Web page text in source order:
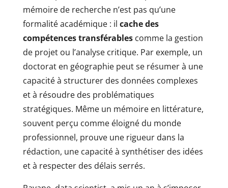
mémoire de recherche n’est pas qu’une
formalité académique : il cache des
compétences transférablescomme la gestion
de projet ou l’analyse critique. Par exemple, un
doctorat en géographie peut se résumer à une
capacité à structurer des données complexes
et à résoudre des problématiques
stratégiques. Même un mémoire en littérature,
souvent perçu comme éloigné du monde
professionnel, prouve une rigueur dans la
rédaction, une capacité à synthétiser des idées
et à respecter des délais serrés.